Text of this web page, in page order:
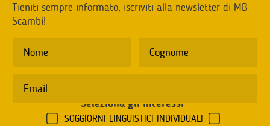
Tieniti sempre informato, iscriviti alla newsletter di MB
Scambi!
Seleziona gli interessi
SOGGIORNI LINGUISTICI INDIVIDUALI